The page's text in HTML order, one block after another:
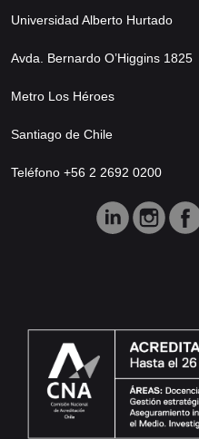
Universidad Alberto Hurtado
Avda. Bernardo O’Higgins 1825
Metro Los Héroes
Santiago de Chile
Teléfono +56 2 2692 0200